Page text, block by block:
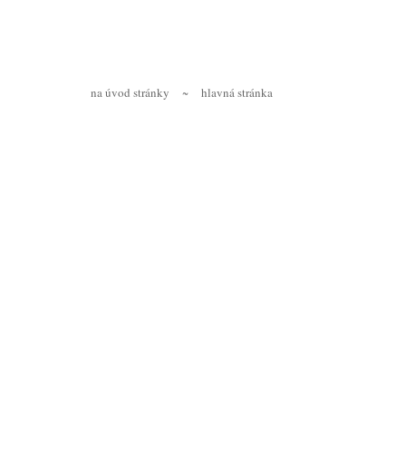
na úvod stránky ~ hlavná stránka